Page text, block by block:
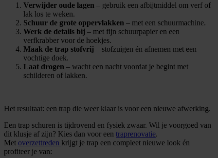
Verwijder oude lagen – gebruik een afbijtmiddel om verf of
lak los te weken.
Schuur de grote oppervlakken – met een schuurmachine.
Werk de details bij – met fijn schuurpapier en een
verfkrabber voor de hoekjes.
Maak de trap stofvrij – stofzuigen én afnemen met een
vochtige doek.
Laat drogen – wacht een nacht voordat je begint met
schilderen of lakken.
Het resultaat: een trap die weer klaar is voor een nieuwe afwerking.
Een trap schuren is tijdrovend en fysiek zwaar. Wil je voorgoed van
dit klusje af zijn? Kies dan voor een traprenovatie.
Met overzettreden krijgt je trap een compleet nieuwe look én
profiteer je van: